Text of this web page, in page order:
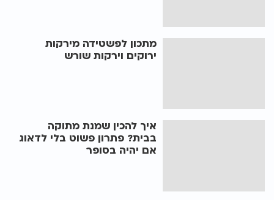
מתכון לפשטידה מירקות
ירוקים וירקות שורש
איך להכין שמנת מתוקה
בבית? פתרון פשוט בלי לדאוג
אם יהיה בסופר